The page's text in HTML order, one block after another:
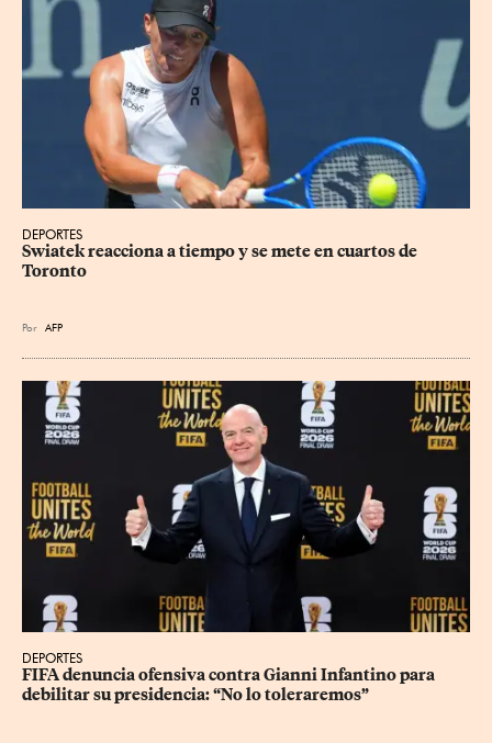
DEPORTES
Swiatek reacciona a tiempo y se mete en cuartos de
Toronto
Por AFP
DEPORTES
FIFA denuncia ofensiva contra Gianni Infantino para
debilitar su presidencia: “No lo toleraremos”